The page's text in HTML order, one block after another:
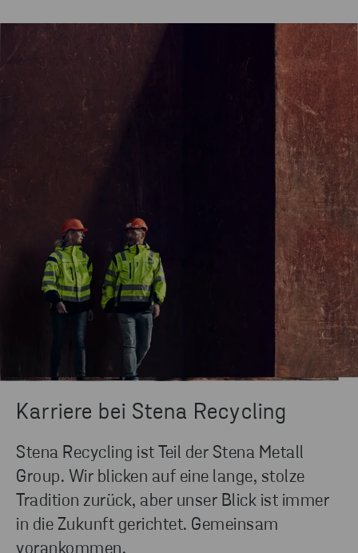
Karriere bei Stena Recycling
Stena Recycling ist Teil der Stena Metall
Group. Wir blicken auf eine lange, stolze
Tradition zurück, aber unser Blick ist immer
in die Zukunft gerichtet. Gemeinsam